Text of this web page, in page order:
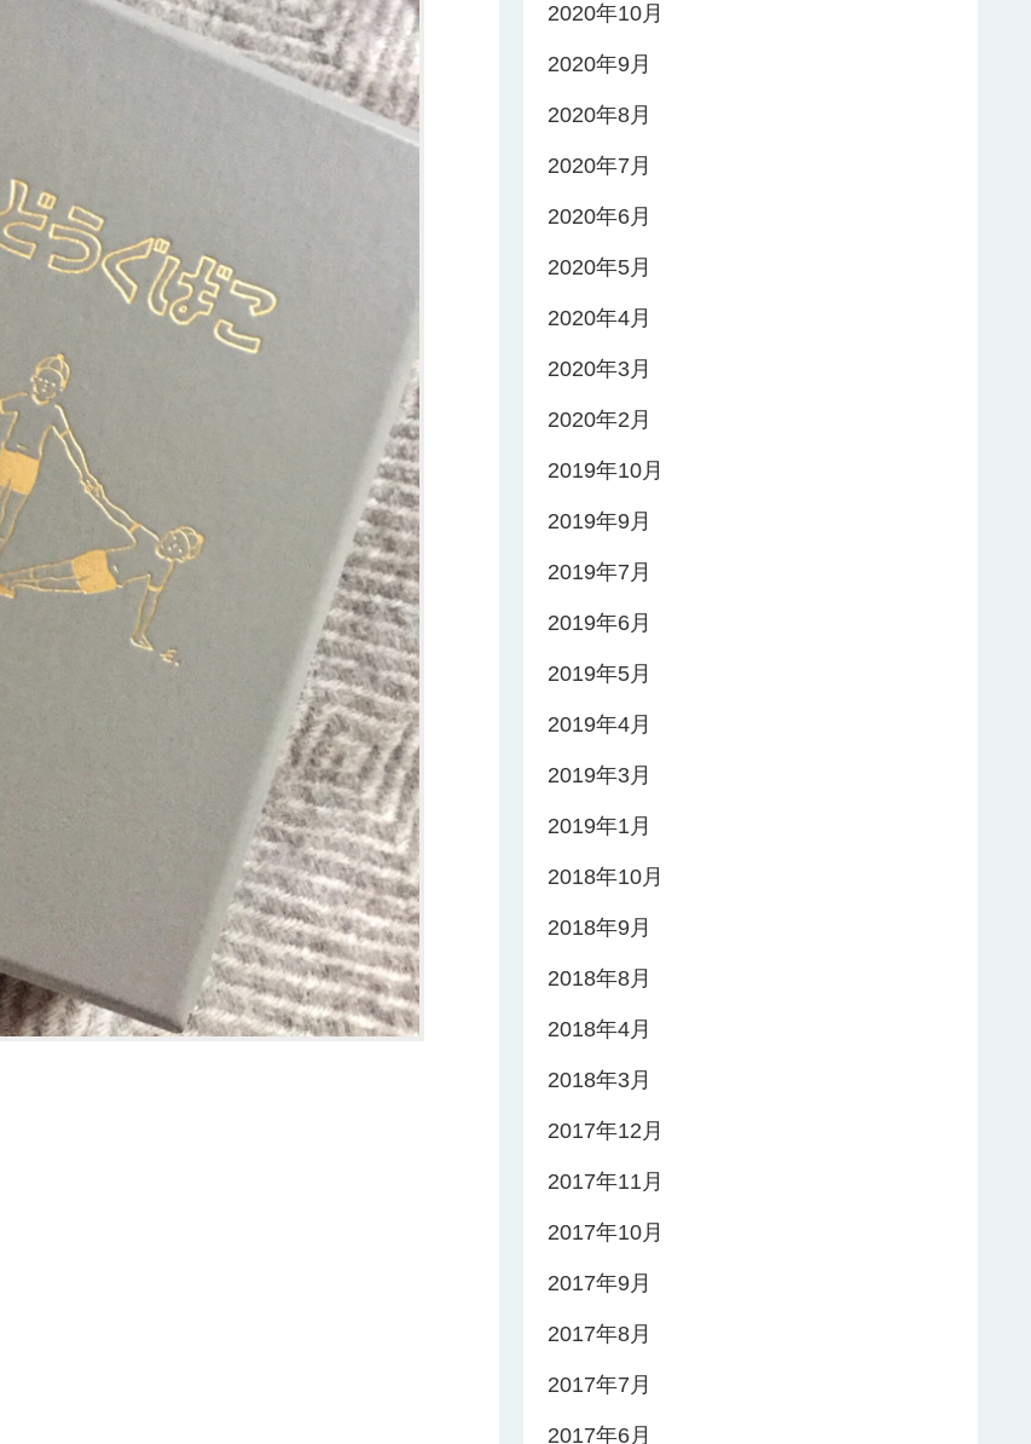
2020年10月
2020年9月
2020年8月
2020年7月
2020年6月
2020年5月
2020年4月
2020年3月
2020年2月
2019年10月
2019年9月
2019年7月
2019年6月
2019年5月
2019年4月
2019年3月
2019年1月
2018年10月
2018年9月
2018年8月
2018年4月
2018年3月
2017年12月
2017年11月
2017年10月
2017年9月
2017年8月
2017年7月
2017年6月